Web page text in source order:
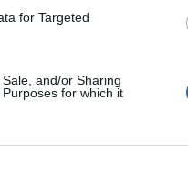
for Targeted
and/or Sharing
for which it